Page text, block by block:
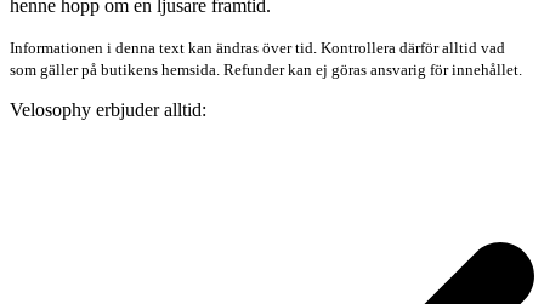
henne hopp om en ljusare framtid.
Informationen i denna text kan ändras över tid. Kontrollera därför alltid vad
som gäller på butikens hemsida. Refunder kan ej göras ansvarig för innehållet.
Velosophy erbjuder alltid: